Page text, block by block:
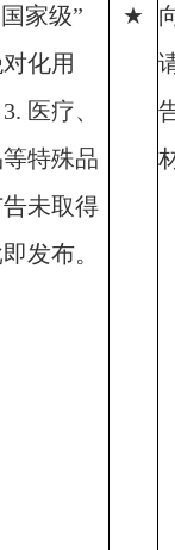
家级”
化用
医疗、
特殊品
未取得
发布。
★